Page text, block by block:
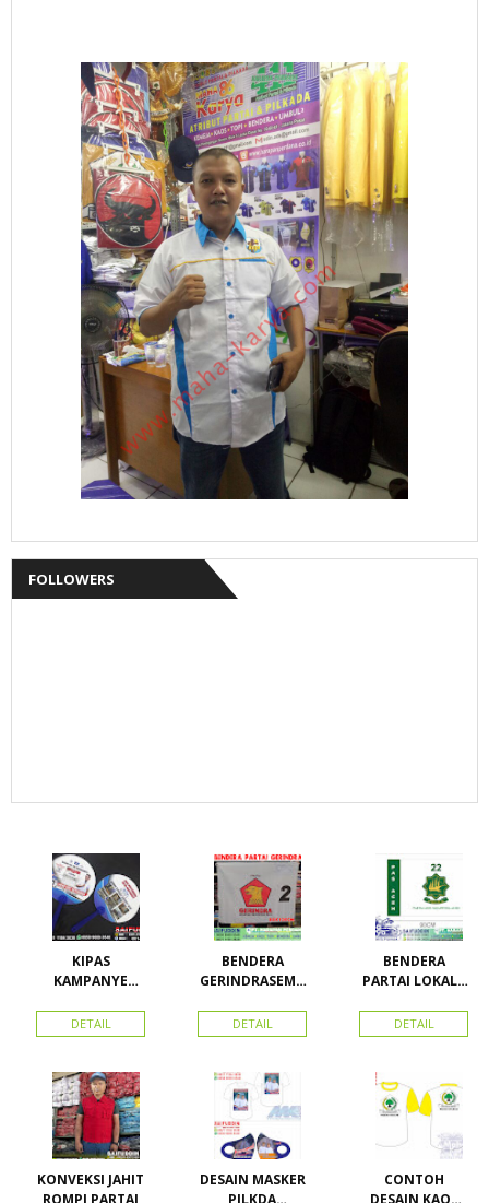
FOLLOWERS
KIPAS
KAMPANYE
DETAIL
BENDERA
GERINDRASEMU
DETAIL
BENDERA
PARTAI LOKAL /
ACEH
DETAIL
KONVEKSI JAHIT
DESAIN MASKER
CONTOH